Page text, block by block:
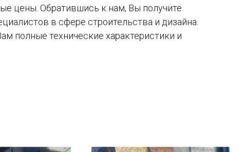
цены. Обратившись к нам, Вы получите
в сфере строительства и дизайна.
полные технические характеристики и